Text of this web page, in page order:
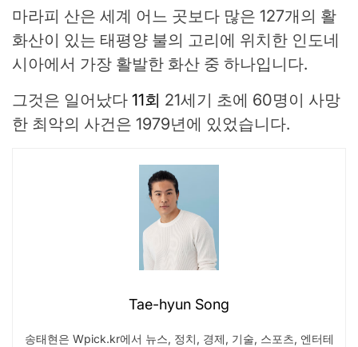
마라피 산은 세계 어느 곳보다 많은 127개의 활
화산이 있는 태평양 불의 고리에 위치한 인도네
시아에서 가장 활발한 화산 중 하나입니다.
그것은 일어났다 11회 21세기 초에 60명이 사망
한 최악의 사건은 1979년에 있었습니다.
Tae-hyun Song
송태현은 Wpick.kr에서 뉴스, 정치, 경제, 기술, 스포츠, 엔터테